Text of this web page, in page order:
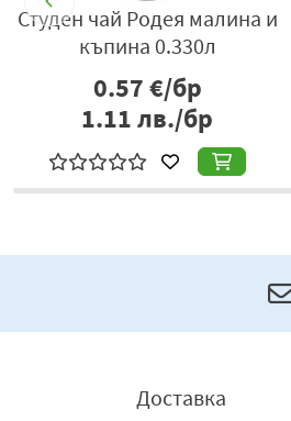
Студен чай Родея малина и
къпина 0.330л
0.57€/бр
1.11лв./бр
Доставка